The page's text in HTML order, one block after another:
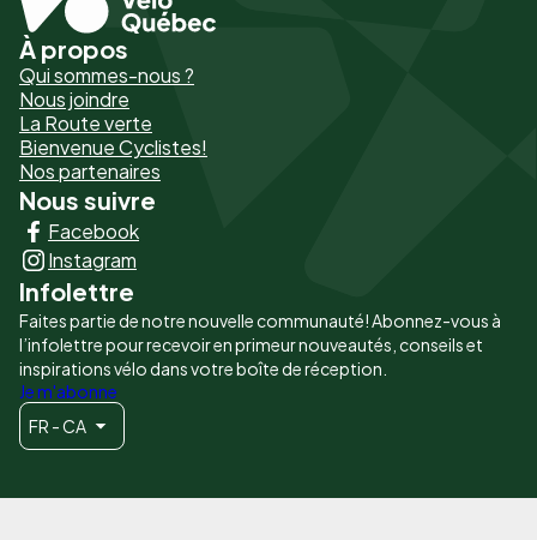
Pied
de
page
-
Liens
principaux
À propos
Qui sommes-nous ?
Nous joindre
La Route verte
Bienvenue Cyclistes!
Nos partenaires
Nous suivre
Facebook
Instagram
Infolettre
Faites partie de notre nouvelle communauté! Abonnez-vous à
l’infolettre pour recevoir en primeur nouveautés, conseils et
inspirations vélo dans votre boîte de réception.
Je m'abonne
FR - CA